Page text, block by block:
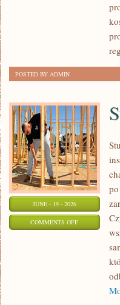
POSTED BY ADMIN
JUNE - 19 - 2026
COMMENTS OFFON
STYLIZACJE